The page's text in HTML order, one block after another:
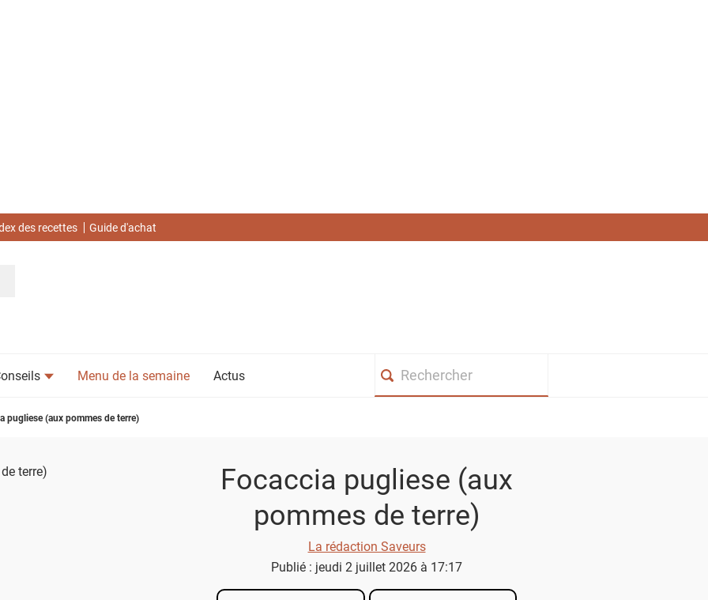
des recettes Guide d'achat
Menu de la semaine Actus
pugliese (aux pommes de terre)
Focaccia pugliese (aux
pommes de terre)
La rédaction Saveurs
Publié : jeudi 2 juillet 2026 à 17:17